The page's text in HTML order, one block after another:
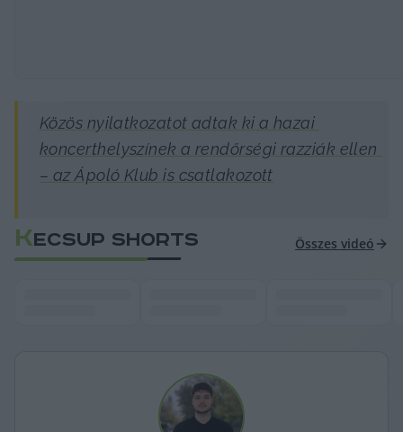
Közös nyilatkozatot adtak ki a hazai
koncerthelyszínek a rendőrségi razziák ellen
– az Ápoló Klub is csatlakozott
KECSUP SHORTS Összes videó